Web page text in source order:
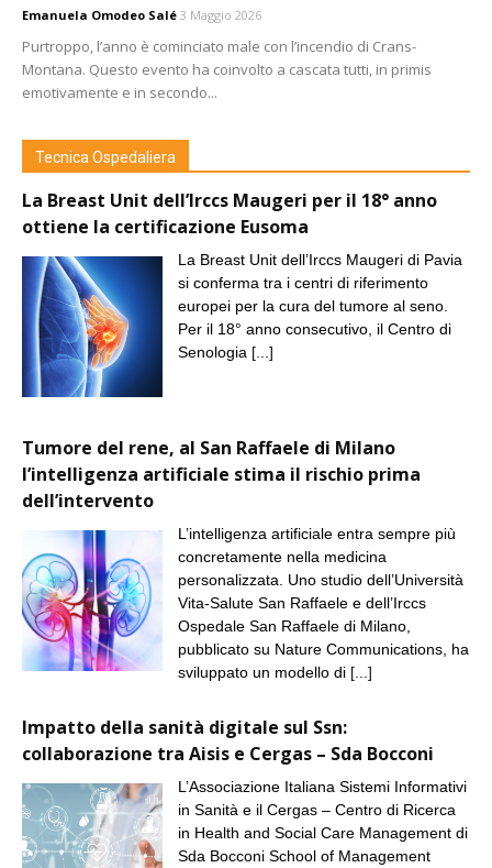
Emanuela Omodeo Salé 3 Maggio 2026
Purtroppo, l’anno è cominciato male con l’incendio di Crans-
Montana. Questo evento ha coinvolto a cascata tutti, in primis
emotivamente e in secondo...
Tecnica Ospedaliera
La Breast Unit dell’Irccs Maugeri per il 18° anno
ottiene la certificazione Eusoma
La Breast Unit dell’Irccs Maugeri di Pavia
si conferma tra i centri di riferimento
europei per la cura del tumore al seno.
Per il 18° anno consecutivo, il Centro di
Senologia [...]
Tumore del rene, al San Raffaele di Milano
l’intelligenza artificiale stima il rischio prima
dell’intervento
L’intelligenza artificiale entra sempre più
concretamente nella medicina
personalizzata. Uno studio dell’Università
Vita-Salute San Raffaele e dell’Irccs
Ospedale San Raffaele di Milano,
pubblicato su Nature Communications, ha
sviluppato un modello di [...]
Impatto della sanità digitale sul Ssn:
collaborazione tra Aisis e Cergas – Sda Bocconi
L’Associazione Italiana Sistemi Informativi
in Sanità e il Cergas – Centro di Ricerca
in Health and Social Care Management di
Sda Bocconi School of Management